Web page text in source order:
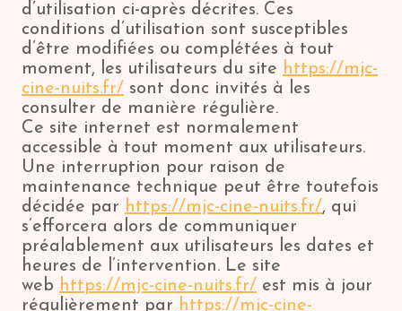
d’utilisation ci-après décrites. Ces
conditions d’utilisation sont susceptibles
d’être modifiées ou complétées à tout
moment, les utilisateurs du site https://mjc-
cine-nuits.fr/ sont donc invités à les
consulter de manière régulière.
Ce site internet est normalement
accessible à tout moment aux utilisateurs.
Une interruption pour raison de
maintenance technique peut être toutefois
décidée par https://mjc-cine-nuits.fr/, qui
s’efforcera alors de communiquer
préalablement aux utilisateurs les dates et
heures de l’intervention. Le site
web https://mjc-cine-nuits.fr/ est mis à jour
régulièrement par https://mjc-cine-